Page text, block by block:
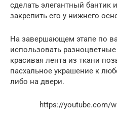
сделать элегантный бантик
закрепить его у нижнего
На завершающем этапе по
использовать
красивая лента из ткани
пасхальное украшение к
либо на двери.
https://youtube.com/